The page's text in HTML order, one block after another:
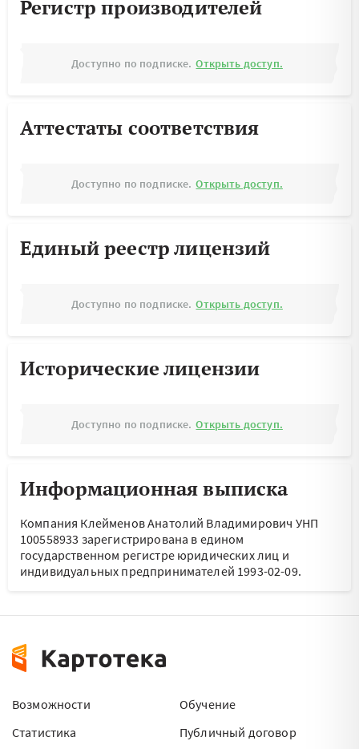
Регистр производителей
Доступно по подписке. Открыть доступ.
Аттестаты соответствия
Доступно по подписке. Открыть доступ.
Единый реестр лицензий
Доступно по подписке. Открыть доступ.
Исторические лицензии
Доступно по подписке. Открыть доступ.
Информационная выписка
Компания Клейменов Анатолий Владимирович УНП
100558933 зарегистрирована в едином
государственном регистре юридических лиц и
индивидуальных предпринимателей 1993-02-09.
Возможности
Статистика
Обучение
Публичный договор